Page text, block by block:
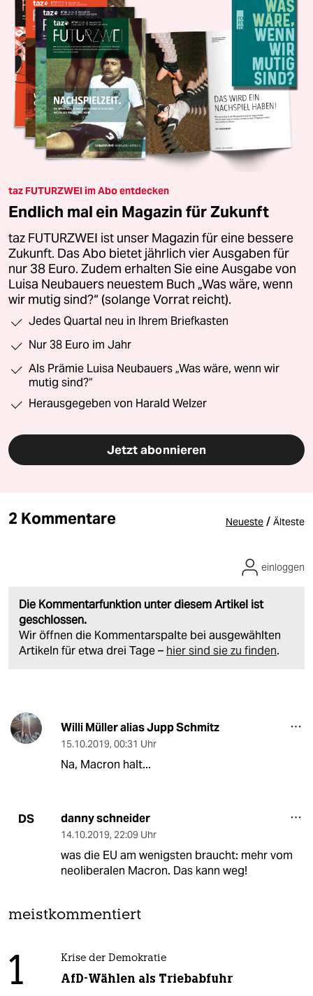
taz FUTURZWEI im Abo entdecken
Endlich mal ein Magazin für Zukunft
taz FUTURZWEI ist unser Magazin für eine bessere
Zukunft. Das Abo bietet jährlich vier Ausgaben für
nur 38 Euro. Zudem erhalten Sie eine Ausgabe von
Luisa Neubauers neuestem Buch „Was wäre, wenn
wir mutig sind?“ (solange Vorrat reicht).
Jedes Quartal neu in Ihrem Briefkasten
Nur 38 Euro im Jahr
Als Prämie Luisa Neubauers „Was wäre, wenn wir
mutig sind?“
Herausgegeben von Harald Welzer
Jetzt abonnieren
2 Kommentare Neueste / Älteste
Die Kommentarfunktion unter diesem Artikel ist
geschlossen.
Wir öffnen die Kommentarspalte bei ausgewählten
Artikeln für etwa drei Tage – hier sind sie zu finden.
einloggen
Willi Müller alias Jupp Schmitz
15.10.2019, 00:31 Uhr
Na, Macron halt...
DS danny schneider
14.10.2019, 22:09 Uhr
was die EU am wenigsten braucht: mehr vom
neoliberalen Macron. Das kann weg!
meistkommentiert
1 Krise der Demokratie
AfD-Wählen als Triebabfuhr